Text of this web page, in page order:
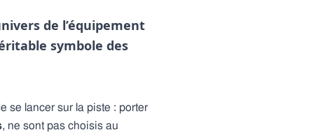
de l’équipement
symbole des
se lancer sur la piste : porter
, ne sont pas choisis au